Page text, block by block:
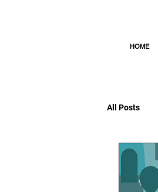
HOME
All Posts
Editorial